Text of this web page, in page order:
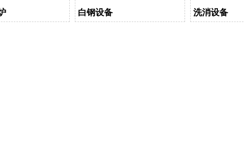
白钢设备 洗消设备